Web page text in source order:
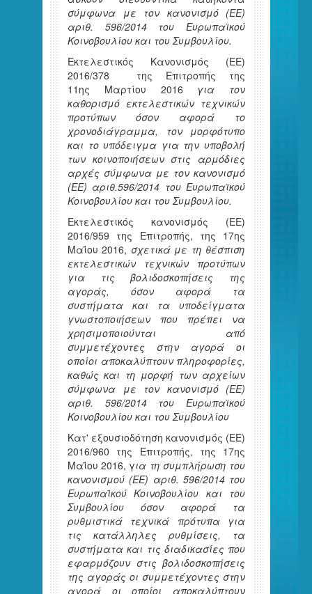
σύμφωνα με τον κανονισμό (ΕΕ)
αριθ. 596/2014 του Ευρωπαϊκού
Κοινοβουλίου και του Συμβουλίου.
Εκτελεστικός Κανονισμός (ΕΕ)
2016/378 της Επιτροπής της
11ης Μαρτίου 2016 για τον
καθορισμό εκτελεστικών τεχνικών
προτύπων όσον αφορά το
χρονοδιάγραμμα, τον μορφότυπο
και το υπόδειγμα για την υποβολή
των κοινοποιήσεων στις αρμόδιες
αρχές σύμφωνα με τον κανονισμό
(ΕΕ) αριθ.596/2014 του Ευρωπαϊκού
Κοινοβουλίου και του Συμβουλίου.
Εκτελεστικός κανονισμός (ΕΕ)
2016/959 της Επιτροπής, της 17ης
Μαΐου 2016, σχετικά με τη θέσπιση
εκτελεστικών τεχνικών προτύπων
για τις βολιδοσκοπήσεις της
αγοράς, όσον αφορά τα
συστήματα και τα υποδείγματα
γνωστοποιήσεων που πρέπει να
χρησιμοποιούνται από
συμμετέχοντες στην αγορά οι
οποίοι αποκαλύπτουν πληροφορίες,
καθώς και τη μορφή των αρχείων
σύμφωνα με τον κανονισμό (ΕΕ)
αριθ. 596/2014 του Ευρωπαϊκού
Κοινοβουλίου και του Συμβουλίου
Κατ' εξουσιοδότηση κανονισμός (ΕΕ)
2016/960 της Επιτροπής, της 17ης
Μαΐου 2016, για τη συμπλήρωση του
κανονισμού (ΕΕ) αριθ. 596/2014 του
Ευρωπαϊκού Κοινοβουλίου και του
Συμβουλίου όσον αφορά τα
ρυθμιστικά τεχνικά πρότυπα για
τις κατάλληλες ρυθμίσεις, τα
συστήματα και τις διαδικασίες που
εφαρμόζουν στις βολιδοσκοπήσεις
της αγοράς οι συμμετέχοντες στην
αγορά οι οποίοι αποκαλύπτουν